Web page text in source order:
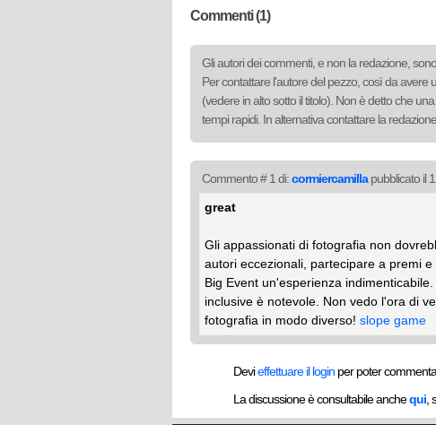
Commenti (1)
Gli autori dei commenti, e non la redazione,
Per contattare l'autore del pezzo, così da avere
(vedere in alto sotto il titolo). Non è detto che
tempi rapidi. In alternativa contattare la
Commento # 1 di:cormiercamillapubblicato il
great
Gli appassionati di fotografia non
autori eccezionali, partecipare a premi
Big Event un'esperienza
inclusive è notevole. Non vedo l'ora di
fotografia in modo diverso! slope game
Devieffettuare il login per poter
La discussione è consultabile anchequi ,